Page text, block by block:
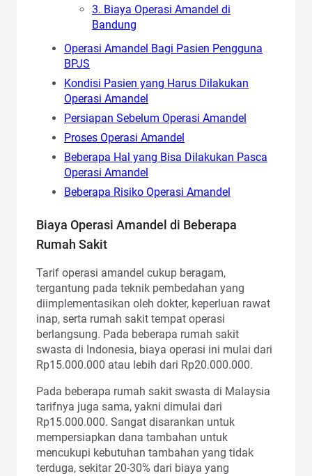
3. Biaya Operasi Amandel di
Bandung
Operasi Amandel Bagi Pasien Pengguna
BPJS
Kondisi Pasien yang Harus Dilakukan
Operasi Amandel
Persiapan Sebelum Operasi Amandel
Proses Operasi Amandel
Beberapa Hal yang Bisa Dilakukan Pasca
Operasi Amandel
Beberapa Risiko Operasi Amandel
Biaya Operasi Amandel di Beberapa
Rumah Sakit
Tarif operasi amandel cukup beragam,
tergantung pada teknik pembedahan yang
diimplementasikan oleh dokter, keperluan rawat
inap, serta rumah sakit tempat operasi
berlangsung. Pada beberapa rumah sakit
swasta di Indonesia, biaya operasi ini mulai dari
Rp15.000.000 atau lebih dari Rp20.000.000.
Pada beberapa rumah sakit swasta di Malaysia
tarifnya juga sama, yakni dimulai dari
Rp15.000.000. Sangat disarankan untuk
mempersiapkan dana tambahan untuk
mencukupi kebutuhan tambahan yang tidak
terduga, sekitar 20-30% dari biaya yang